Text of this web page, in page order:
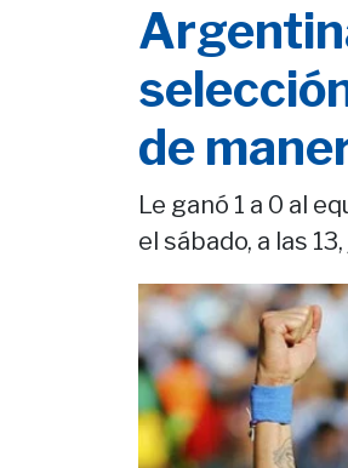
de
Le ganó 1 a 0 al
el sábado, a las